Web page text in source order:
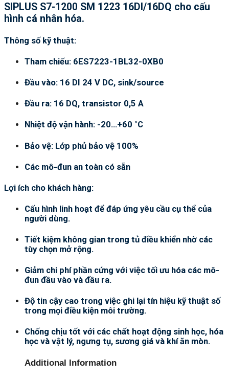
SIPLUS S7-1200 SM 1223 16DI/16DQ cho cấu
hình cá nhân hóa.
Thông số kỹ thuật:
Tham chiếu: 6ES7223-1BL32-0XB0
Đầu vào: 16 DI 24 V DC, sink/source
Đầu ra: 16 DQ, transistor 0,5 A
Nhiệt độ vận hành: -20…+60 °C
Bảo vệ: Lớp phủ bảo vệ 100%
Các mô-đun an toàn có sẵn
Lợi ích cho khách hàng:
Cấu hình linh hoạt để đáp ứng yêu cầu cụ thể của
người dùng.
Tiết kiệm không gian trong tủ điều khiển nhờ các
tùy chọn mở rộng.
Giảm chi phí phần cứng với việc tối ưu hóa các mô-
đun đầu vào và đầu ra.
Độ tin cậy cao trong việc ghi lại tín hiệu kỹ thuật số
trong mọi điều kiện môi trường.
Chống chịu tốt với các chất hoạt động sinh học, hóa
học và vật lý, ngưng tụ, sương giá và khí ăn mòn.
Additional Information